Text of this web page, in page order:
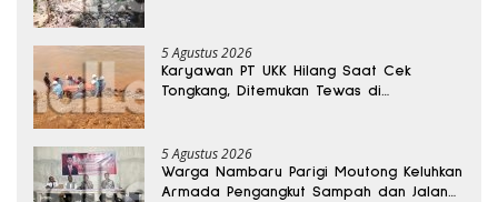
5 Agustus 2026
Karyawan PT UKK Hilang Saat Cek
Tongkang, Ditemukan Tewas di
5 Agustus 2026
Warga Nambaru Parigi Moutong Keluhkan
Armada Pengangkut Sampah dan Jalan